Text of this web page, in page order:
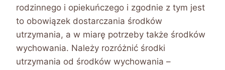
rodzinnego i opiekuńczego i zgodnie z tym jest
to obowiązek dostarczania środków
utrzymania, a w miarę potrzeby także środków
wychowania. Należy rozróżnić środki
utrzymania od środków wychowania –